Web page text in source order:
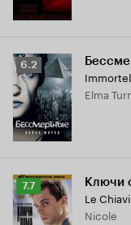
Рейтинг
Кинопоиска
6.2
6.2
Elma
Рейтинг
Кинопоиска
7.7
7.7 Ключи
Le
Nicole